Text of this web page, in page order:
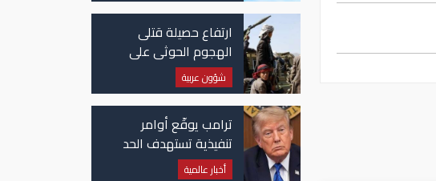
ارتفاع حصيلة قتلى
الهجوم الحوثي على
قتيلًا وعشرات الجرحى
شؤون عربية
ترامب يوقّع أوامر
تنفيذية تستهدف الحد
من منح الجنسية
أخبار عالمية